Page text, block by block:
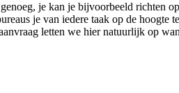
je kan je bijvoorbeeld richten
je van iedere taak op de
letten we hier natuurlijk op